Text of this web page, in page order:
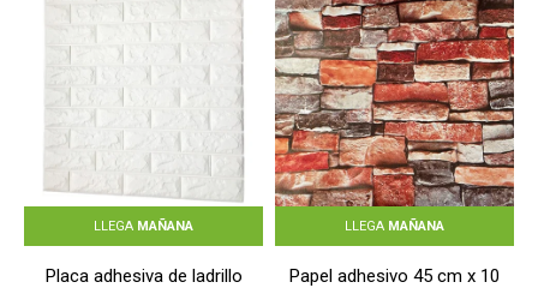
LLEGA MAÑANA
Placa adhesiva de ladrillo
LLEGA MAÑANA
Papel adhesivo 45 cm x 10